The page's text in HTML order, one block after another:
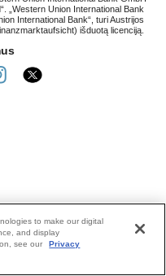
„Western Union International Bank
International Bank“, turi Austrijos
išduotą licenciją.
to make our digital
and display
see our
Privacy